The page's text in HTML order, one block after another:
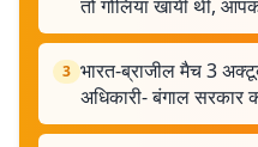
तो गोलियां खायीं थीं,
3 भारत-ब्राजील मैच 3
अधिकारी- बंगाल सरकार